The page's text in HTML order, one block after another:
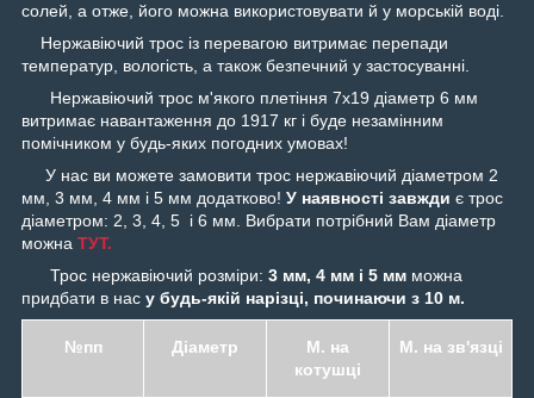
солей, а отже, його можна використовувати й у морській воді.
Нержавіючий трос із перевагою витримає перепади
температур, вологість, а також безпечний у застосуванні.
Нержавіючий трос м'якого плетіння 7х19 діаметр 6 мм
витримає навантаження до 1917 кг і буде незамінним
помічником у будь-яких погодних умовах!
У нас ви можете замовити трос нержавіючий діаметром 2
мм, 3 мм, 4 мм і 5 мм додатково! У наявності завжди є трос
діаметром: 2, 3, 4, 5 і 6 мм. Вибрати потрібний Вам діаметр
можна ТУТ.
Трос нержавіючий розміри: 3 мм, 4 мм і 5 мм можна
придбати в нас у будь-якій нарізці, починаючи з 10 м.
№пп Діаметр
М. на
котушці
М. на зв'язці